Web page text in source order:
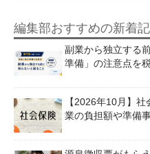
編集部おすすめの新着
副業から独立する
準備」の注意点を
【2026年10月】
業の負担額や準備